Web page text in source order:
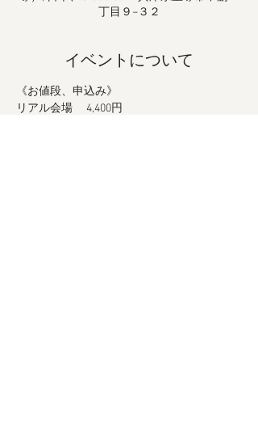
丁目９−３２
イベントについて
《お値段、申込み》
リアル会場　 4,400円